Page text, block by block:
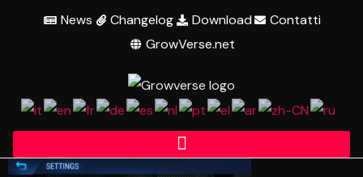
News Changelog Download
Contatti
GrowVerse.net